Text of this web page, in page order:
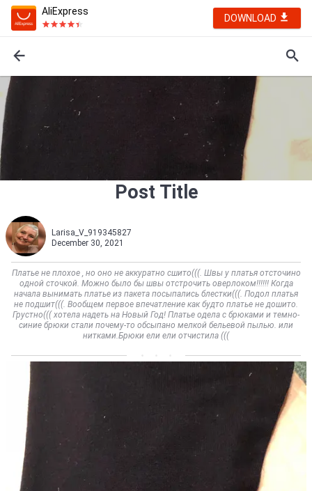
AliExpress
DOWNLOAD
Post Title
Larisa_V_919345827
December 30, 2021
Платье не плохое , но оно не аккуратно сшито(((. Швы у платья отсточино
одной сточкой. Можно было бы швы отстрочить оверлоком‼️‼️‼️ Когда
начала вынимать платье из пакета посыпались блестки(((. Подол платья
не подшит(((. Вообщем первое впечатление как будто платье не дошито.
Грустно((( хотела надеть на Новый Год! Платье одела с брюками и темно-
синие брюки стали почему-то обсыпано мелкой бельевой пылью. или
нитками.Брюки ели ели отчистила (((